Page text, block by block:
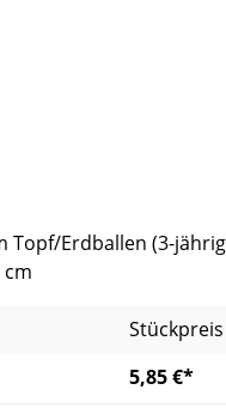
Topf/Erdballen (3-
cm
Stückpreis
5,85 €*